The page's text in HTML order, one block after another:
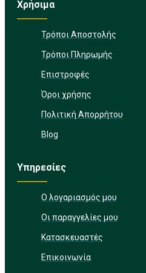
Χρήσιμα
Τρόποι Αποστολής
Τρόποι Πληρωμής
Επιστροφές
Όροι χρήσης
Πολιτική Απορρήτου
Blog
Υπηρεσίες
Ο λογαριασμός μου
Οι παραγγελίες μου
Κατασκευαστές
Επικοινωνία